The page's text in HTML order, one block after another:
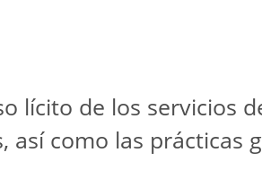
lícito de los servicios
como las prácticas